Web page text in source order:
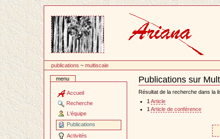
contenu
publications ~multiscale
menu
Accueil
Recherche
L'équipe
Publications
Activités
Publications sur
Document
Actions
Résultat de la recherche dans la
1 Article
1 Article de conférence